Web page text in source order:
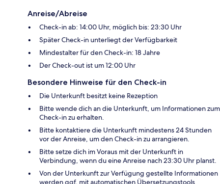
Anreise/Abreise
Check-in ab: 14:00 Uhr, möglich bis: 23:30 Uhr
Später Check-in unterliegt der Verfügbarkeit
Mindestalter für den Check-in: 18 Jahre
Der Check-out ist um 12:00 Uhr
Besondere Hinweise für den Check-in
Die Unterkunft besitzt keine Rezeption
Bitte wende dich an die Unterkunft, um Informationen zum
Check-in zu erhalten.
Bitte kontaktiere die Unterkunft mindestens 24 Stunden
vor der Anreise, um den Check-in zu arrangieren.
Bitte setze dich im Voraus mit der Unterkunft in
Verbindung, wenn du eine Anreise nach 23:30 Uhr planst.
Von der Unterkunft zur Verfügung gestellte Informationen
werden ggf. mit automatischen Übersetzungstools